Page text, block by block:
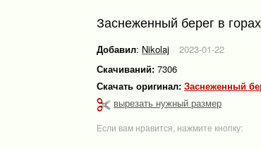
Заснеженный берег в
Добавил: Nikolaj
2023-01-22
Скачиваний: 7306
Скачать оригинал:
Заснеженный
вырезать нужный размер
Если вам нравится, нажмите кнопку: